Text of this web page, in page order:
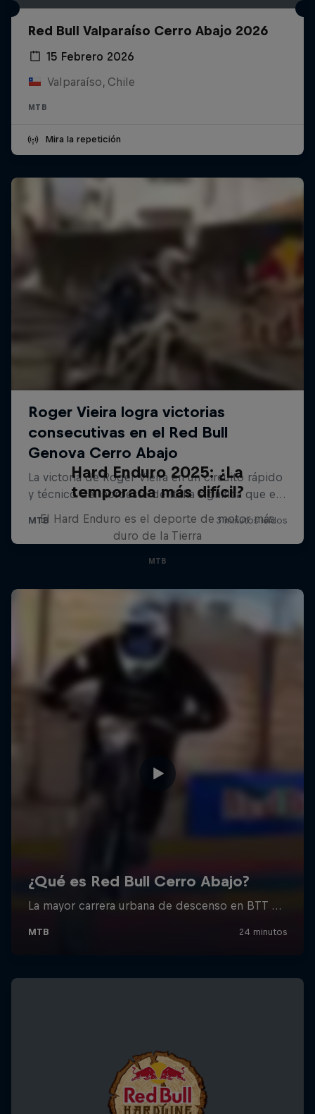
Red Bull Valparaíso Cerro Abajo 2026
15 Febrero 2026
Valparaíso, Chile
MTB
Mira la repetición
Hard Enduro 2025: ¿La
temporada más difícil?
El Hard Enduro es el deporte de motor más
duro de la Tierra
MTB